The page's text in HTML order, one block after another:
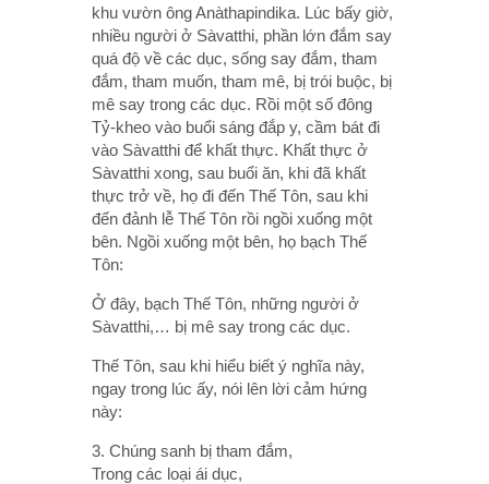
khu vườn ông Anàthapindika. Lúc bấy giờ,
nhiều người ở Sàvatthi, phần lớn đắm say
quá độ về các dục, sống say đắm, tham
đắm, tham muốn, tham mê, bị trói buộc, bị
mê say trong các dục. Rồi một số đông
Tỷ-kheo vào buổi sáng đắp y, cầm bát đi
vào Sàvatthi để khất thực. Khất thực ở
Sàvatthi xong, sau buổi ăn, khi đã khất
thực trở về, họ đi đến Thế Tôn, sau khi
đến đảnh lễ Thế Tôn rồi ngồi xuống một
bên. Ngồi xuống một bên, họ bạch Thế
Tôn:
Ở đây, bạch Thế Tôn, những người ở
Sàvatthi,… bị mê say trong các dục.
Thế Tôn, sau khi hiểu biết ý nghĩa này,
ngay trong lúc ấy, nói lên lời cảm hứng
này:
3. Chúng sanh bị tham đắm,
Trong các loại ái dục,